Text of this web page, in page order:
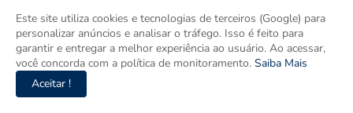
Este site utiliza cookies e tecnologias de terceiros (Google) para
personalizar anúncios e analisar o tráfego. Isso é feito para
garantir e entregar a melhor experiência ao usuário. Ao acessar,
você concorda com a política de monitoramento. Saiba Mais
Aceitar !